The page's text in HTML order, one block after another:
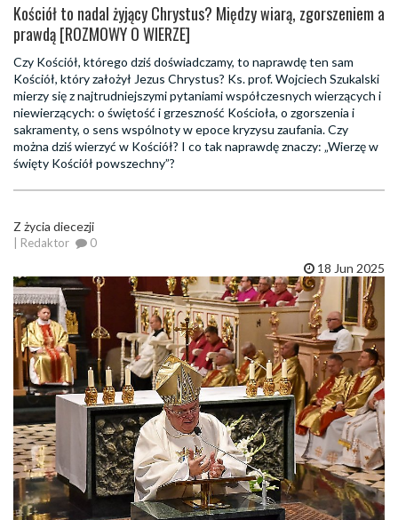
Kościół to nadal żyjący Chrystus? Między wiarą, zgorszeniem a
prawdą [ROZMOWY O WIERZE]
Czy Kościół, którego dziś doświadczamy, to naprawdę ten sam
Kościół, który założył Jezus Chrystus? Ks. prof. Wojciech Szukalski
mierzy się z najtrudniejszymi pytaniami współczesnych wierzących i
niewierzących: o świętość i grzeszność Kościoła, o zgorszenia i
sakramenty, o sens wspólnoty w epoce kryzysu zaufania. Czy
można dziś wierzyć w Kościół? I co tak naprawdę znaczy: „Wierzę w
święty Kościół powszechny”?
Z życia diecezji
| Redaktor 0
18 Jun 2025